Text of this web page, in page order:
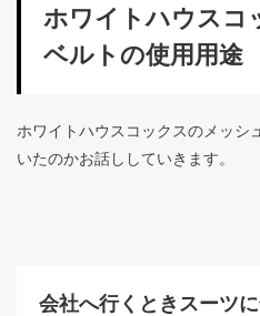
ホワイトハウスコ
ベルトの使用用途
ホワイトハウスコックスのメッシ
いたのかお話ししていきます。
会社へ行くときスーツ